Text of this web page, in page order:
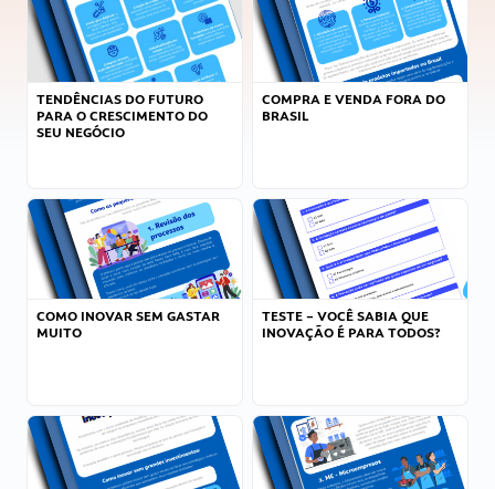
TENDÊNCIAS DO FUTURO
PARA O CRESCIMENTO DO
SEU NEGÓCIO
COMPRA E VENDA FORA DO
BRASIL
COMO INOVAR SEM GASTAR
MUITO
TESTE – VOCÊ SABIA QUE
INOVAÇÃO É PARA TODOS?